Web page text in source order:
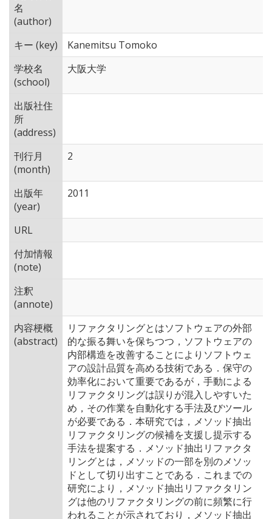
名
(author)
キー (key)
Kanemitsu Tomoko
学校名
(school)
大阪大学
出版社住
所
(address)
刊行月
(month)
2
出版年
(year)
2011
URL
付加情報
(note)
注釈
(annote)
内容梗概
(abstract)
リファクタリングとはソフトウェアの外部
的な振る舞いを保ちつつ，ソフトウェアの
内部構造を改善することによりソフトウェ
アの設計品質を高める技術である．保守の
効率化において重要であるが，手動による
リファクタリングは誤りが混入しやすいた
め，その作業を自動化する手法及びツール
が必要である．本研究では，メソッド抽出
リファクタリングの候補を支援し提示する
手法を提案する．メソッド抽出リファクタ
リングとは，メソッドの一部を別のメソッ
ドとして切り出すことである．これまでの
研究により，メソッド抽出リファクタリン
グは他のリファクタリングの前に頻繁に行
われることが示されており，メソッド抽出